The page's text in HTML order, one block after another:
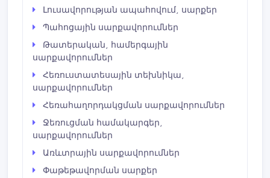
Լուսավորության ապահովում, սարքեր
Պահոցային սարքավորումներ
Թատերական, համերգային
սարքավորումներ
Հեռուստատեսային տեխնիկա,
սարքավորումներ
Հեռահաղորդակցման սարքավորումներ
Ջեռուցման համակարգեր,
սարքավորումներ
Առևտրային սարքավորումներ
Փաթեթավորման սարքեր